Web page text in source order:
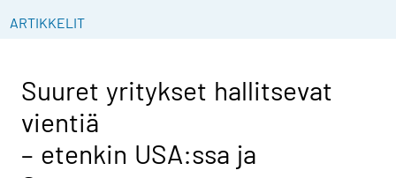
ARTIKKELIT
Suuret yritykset hallitsevat
vientiä
– etenkin USA:ssa ja